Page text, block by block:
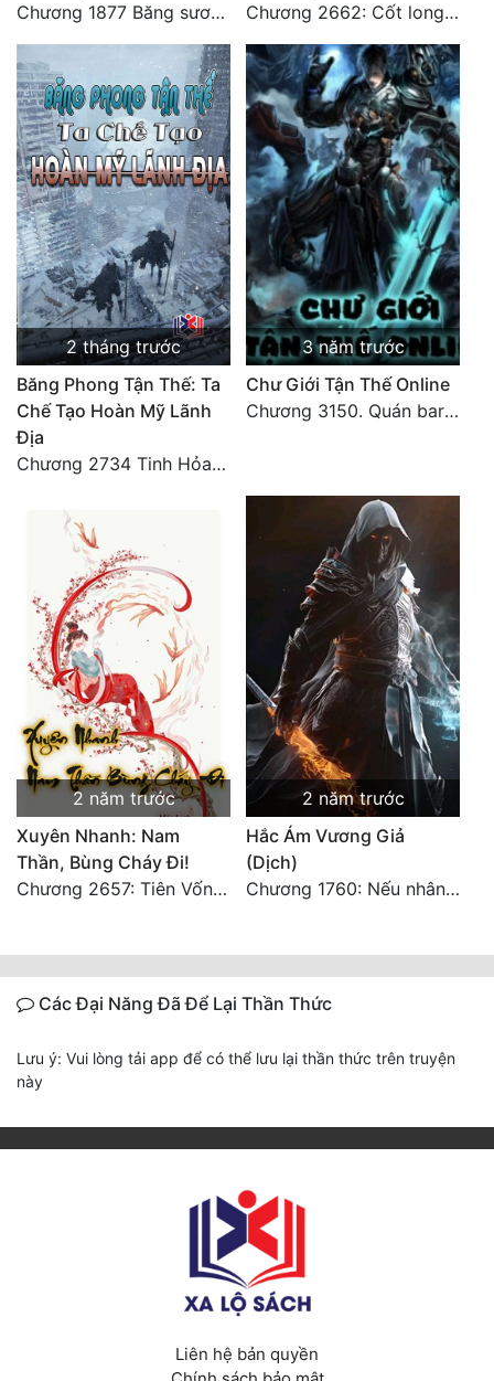
Chương 1877 Băng sương kết giới
Chương 2662: Cốt long tiểu đội
2 tháng trước
Băng Phong Tận Thế: Ta
Chế Tạo Hoàn Mỹ Lãnh
Địa
Chương 2734 Tinh Hỏa (Đại kết cục) (2)
3 năm trước
Chư Giới Tận Thế Online
Chương 3150. Quán bar Huyết Hải. Hết
2 năm trước
Xuyên Nhanh: Nam
Thần, Bùng Cháy Đi!
Chương 2657: Tiên Vốn Vô Lương (15). HẾT.
2 năm trước
Hắc Ám Vương Giả
(Dịch)
Chương 1760: Nếu nhân sinh như lần đầu gặp gỡ
Các Đại Năng Đã Để Lại Thần Thức
Lưu ý: Vui lòng tải app để có thể lưu lại thần thức trên truyện
này
Liên hệ bản quyền